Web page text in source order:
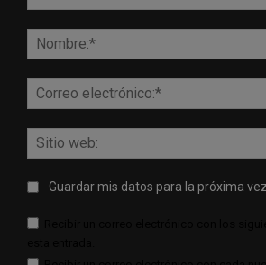
Guardar mis datos para la próxima